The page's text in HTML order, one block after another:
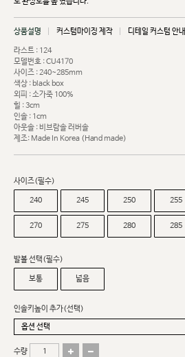
상품설명 커스텀마이징 제작 디테일 커스텀 안내
라스트 : 124
모델번호 : CU4170
사이즈 : 240~285mm
색상 : black box
외피 : 소가죽 100%
힐 : 3cm
인솔 : 1cm
아웃솔 : 비브람솔 러버솔
제조: Made In Korea (Hand made)
사이즈(필수)
240 245 250 255
270 275 280 285
발볼 선택(필수)
보통 넓음
인솔키높이 추가(선택)
수량